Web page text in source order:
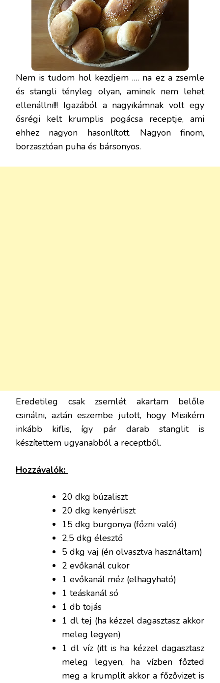
Nem is tudom hol kezdjem …. na ez a zsemle
és stangli tényleg olyan, aminek nem lehet
ellenállni!!! Igazából a nagyikámnak volt egy
ősrégi kelt krumplis pogácsa receptje, ami
ehhez nagyon hasonlított. Nagyon finom,
borzasztóan puha és bársonyos.
Eredetileg csak zsemlét akartam belőle
csinálni, aztán eszembe jutott, hogy Misikém
inkább kiflis, így pár darab stanglit is
készítettem ugyanabból a receptből.
Hozzávalók:
20 dkg búzaliszt
20 dkg kenyérliszt
15 dkg burgonya (főzni való)
2,5 dkg élesztő
5 dkg vaj (én olvasztva használtam)
2 evőkanál cukor
1 evőkanál méz (elhagyható)
1 teáskanál só
1 db tojás
1 dl tej (ha kézzel dagasztasz akkor
meleg legyen)
1 dl víz (itt is ha kézzel dagasztasz
meleg legyen, ha vízben főzted
meg a krumplit akkor a főzővizet is